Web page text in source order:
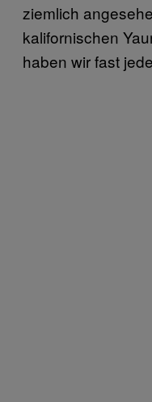
ziemlich
kalifornischen
haben wir fast